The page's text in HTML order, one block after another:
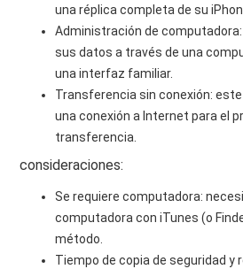
una réplica completa de su
Administración de
sus datos a través de una
una interfaz familiar.
Transferencia sin conexión:
una conexión a Internet para el
transferencia.
consideraciones:
Se requiere computadora:
computadora con iTunes (o
método.
Tiempo de copia de seguridad y